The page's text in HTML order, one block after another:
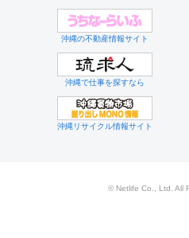
沖縄の不動産情報サイト
沖縄で仕事を探すなら
沖縄リサイクル情報サイト
© Netlife Co., Ltd. All